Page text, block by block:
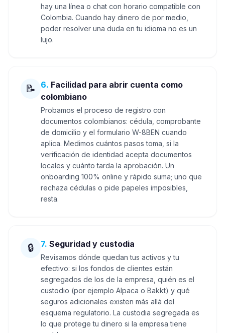
hay una línea o chat con horario compatible con
Colombia. Cuando hay dinero de por medio,
poder resolver una duda en tu idioma no es un
lujo.
📝 6. Facilidad para abrir cuenta como
colombiano
Probamos el proceso de registro con
documentos colombianos: cédula, comprobante
de domicilio y el formulario W-8BEN cuando
aplica. Medimos cuántos pasos toma, si la
verificación de identidad acepta documentos
locales y cuánto tarda la aprobación. Un
onboarding 100% online y rápido suma; uno que
rechaza cédulas o pide papeles imposibles,
resta.
🔒 7. Seguridad y custodia
Revisamos dónde quedan tus activos y tu
efectivo: si los fondos de clientes están
segregados de los de la empresa, quién es el
custodio (por ejemplo Alpaca o Bakkt) y qué
seguros adicionales existen más allá del
esquema regulatorio. La custodia segregada es
lo que protege tu dinero si la empresa tiene